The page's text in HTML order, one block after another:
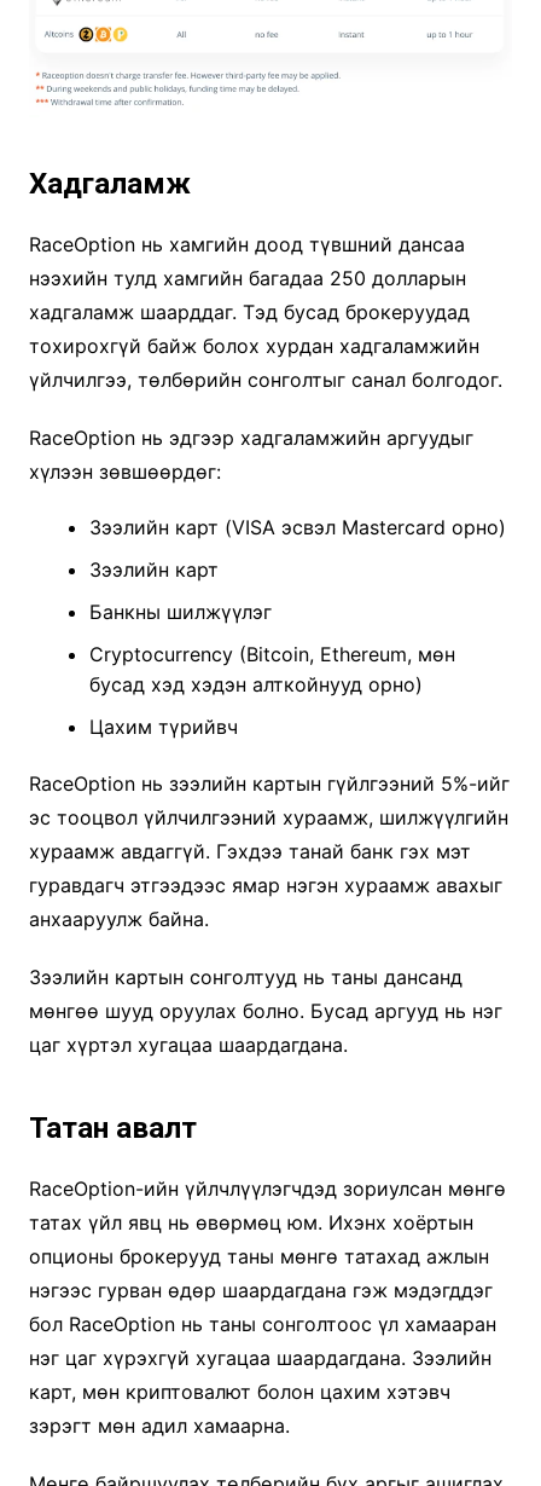
Хадгаламж
RaceOption нь хамгийн доод түвшний дансаа
нээхийн тулд хамгийн багадаа 250 долларын
хадгаламж шаарддаг. Тэд бусад брокеруудад
тохирохгүй байж болох хурдан хадгаламжийн
үйлчилгээ, төлбөрийн сонголтыг санал болгодог.
RaceOption нь эдгээр хадгаламжийн аргуудыг
хүлээн зөвшөөрдөг:
Зээлийн карт (VISA эсвэл Mastercard орно)
Зээлийн карт
Банкны шилжүүлэг
Cryptocurrency (Bitcoin, Ethereum, мөн
бусад хэд хэдэн алткойнууд орно)
Цахим түрийвч
RaceOption нь зээлийн картын гүйлгээний 5%-ийг
эс тооцвол үйлчилгээний хураамж, шилжүүлгийн
хураамж авдаггүй. Гэхдээ танай банк гэх мэт
гуравдагч этгээдээс ямар нэгэн хураамж авахыг
анхааруулж байна.
Зээлийн картын сонголтууд нь таны дансанд
мөнгөө шууд оруулах болно. Бусад аргууд нь нэг
цаг хүртэл хугацаа шаардагдана.
Татан авалт
RaceOption-ийн үйлчлүүлэгчдэд зориулсан мөнгө
татах үйл явц нь өвөрмөц юм. Ихэнх хоёртын
опционы брокерууд таны мөнгө татахад ажлын
нэгээс гурван өдөр шаардагдана гэж мэдэгддэг
бол RaceOption нь таны сонголтоос үл хамааран
нэг цаг хүрэхгүй хугацаа шаардагдана. Зээлийн
карт, мөн криптовалют болон цахим хэтэвч
зэрэгт мөн адил хамаарна.